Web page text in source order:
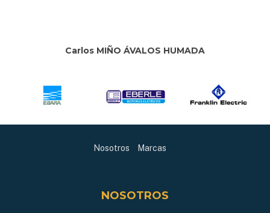
Carlos MIÑO ÁVALOS HUMADA
Nosotros Marcas
NOSOTROS